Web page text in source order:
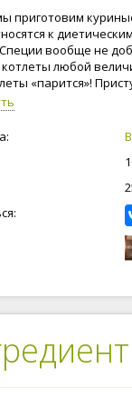
приготовим
к
вообще не
любой
«парится»!